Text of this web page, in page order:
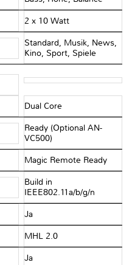
2 x 10 Watt
Standard, Musik, News,
Kino, Sport, Spiele
Dual Core
Ready (Optional AN-
VC500)
Magic Remote Ready
Build in
IEEE802.11a/b/g/n
Ja
MHL 2.0
Ja